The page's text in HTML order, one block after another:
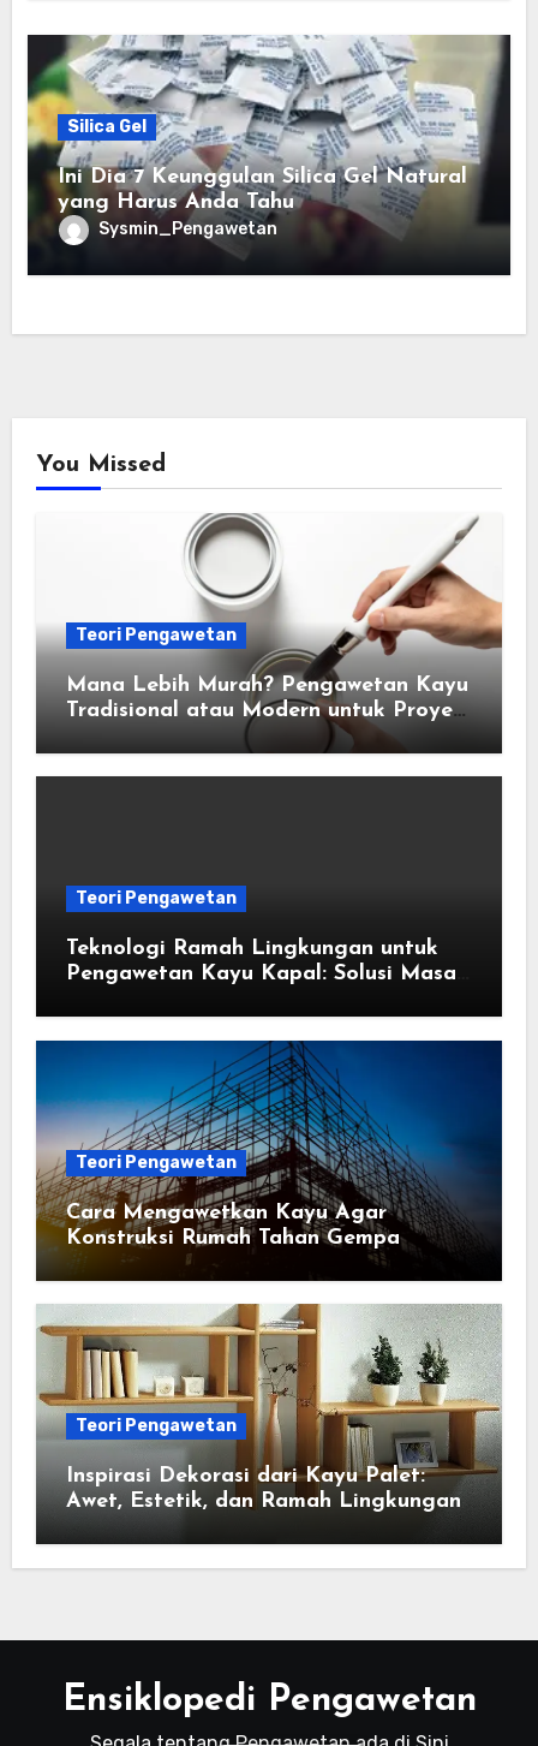
Silica Gel
Ini Dia 7 Keunggulan Silica Gel Natural
yang Harus Anda Tahu
Sysmin_Pengawetan
You Missed
Teori Pengawetan
Mana Lebih Murah? Pengawetan Kayu
Tradisional atau Modern untuk Proyek
Teori Pengawetan
Teknologi Ramah Lingkungan untuk
Pengawetan Kayu Kapal: Solusi Masa
Teori Pengawetan
Cara Mengawetkan Kayu Agar
Konstruksi Rumah Tahan Gempa
Teori Pengawetan
Inspirasi Dekorasi dari Kayu Palet:
Awet, Estetik, dan Ramah Lingkungan
Ensiklopedi Pengawetan